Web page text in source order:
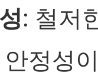
: 철저
정성